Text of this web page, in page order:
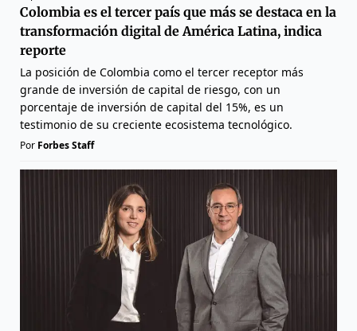
Colombia es el tercer país que más se destaca en la
transformación digital de América Latina, indica
reporte
La posición de Colombia como el tercer receptor más
grande de inversión de capital de riesgo, con un
porcentaje de inversión de capital del 15%, es un
testimonio de su creciente ecosistema tecnológico.
Por Forbes Staff